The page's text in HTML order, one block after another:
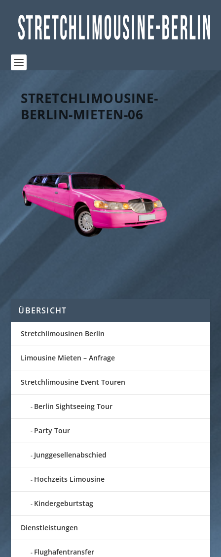
STRETCHLIMOUSINE-
BERLIN-MIETEN-06
ÜBERSICHT
Stretchlimousinen Berlin
Limousine Mieten – Anfrage
Stretchlimousine Event Touren
Berlin Sightseeing Tour
Party Tour
Junggesellenabschied
Hochzeits Limousine
Kindergeburtstag
Dienstleistungen
Flughafentransfer